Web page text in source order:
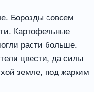
Борозды совсем
Картофельные
расти больше.
цвести, да силы
земле, под жарким